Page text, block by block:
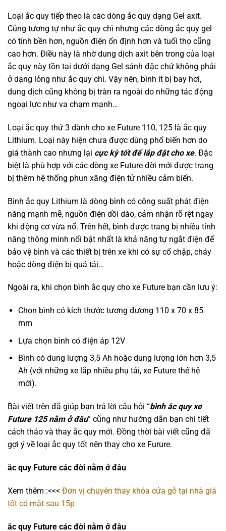
Loại ắc quy tiếp theo là các dòng ắc quy dạng Gel axit.
Cũng tương tự như ắc quy chì nhưng các dòng ắc quy gel
có tính bền hơn, nguồn điện ổn định hơn và tuổi thọ cũng
cao hơn. Điều này là nhờ dung dịch axit bên trong của loại
ắc quy này tồn tại dưới dạng Gel sánh đặc chứ không phải
ở dạng lỏng như ắc quy chì. Vậy nên, bình ít bị bay hơi,
dung dịch cũng không bị tràn ra ngoài do những tác động
ngoại lực như va chạm mạnh…
Loại ắc quy thứ 3 dành cho xe Future 110, 125 là ắc quy
Lithium. Loại này hiện chưa được dùng phổ biến hơn do
giá thành cao nhưng lại cực kỳ tốt để lắp đặt cho xe. Đặc
biệt là phù hợp với các dòng xe Future đời mới được trang
bị thêm hệ thống phun xăng điện tử nhiều cảm biến.
Bình ắc quy Lithium là dòng bình có công suất phát điện
năng mạnh mẽ, nguồn điện dồi dào, cảm nhận rõ rệt ngay
khi động cơ vừa nổ. Trên hết, bình được trang bị nhiều tính
năng thông minh nổi bật nhất là khả năng tự ngắt điện để
bảo vệ bình và các thiết bị trên xe khi có sự cố chập, cháy
hoặc dòng điện bị quá tải…
Ngoài ra, khi chọn bình ắc quy cho xe Future bạn cần lưu ý:
Chọn bình có kích thước tương đương 110 x 70 x 85
mm
Lựa chọn bình có điện áp 12V
Bình có dung lượng 3,5 Ah hoặc dung lượng lớn hơn 3,5
Ah (với những xe lắp nhiều phụ tải, xe Future thế hệ
mới).
Bài viết trên đã giúp bạn trả lời câu hỏi “bình ắc quy xe
Future 125 nằm ở đâu” cũng như hướng dẫn bạn chi tiết
cách tháo và thay ắc quy mới. Đồng thời bài viết cũng đã
gợi ý về loại ắc quy tốt nên thay cho xe Furure.
ắc quy Future các đời nằm ở đâu
Xem thêm :<<< Đơn vị chuyên thay khóa cửa gỗ tại nhà giá
tốt có mặt sau 15p
ắc quy Future các đời nằm ở đâu